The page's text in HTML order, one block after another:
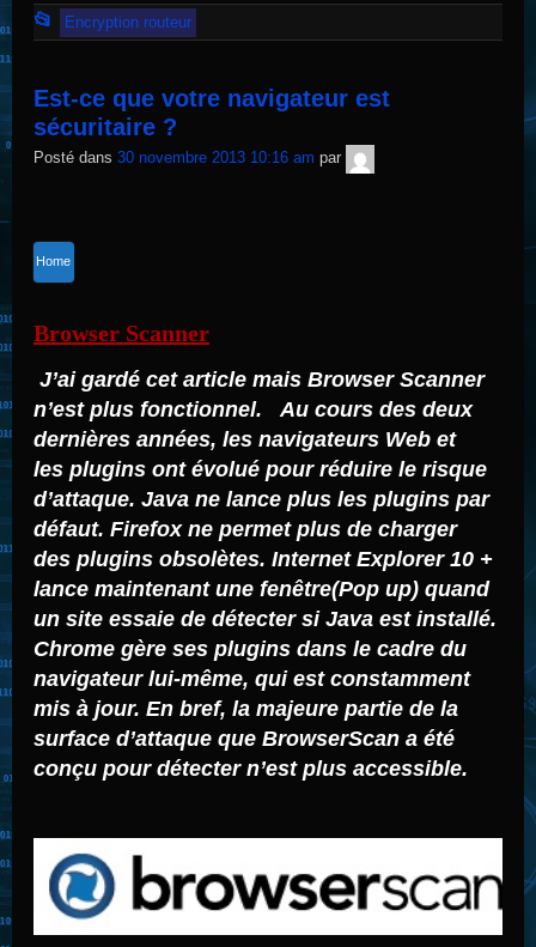
📂
Cet
été
publié
Encryption routeur
Est-ce que votre navigateur est
sécuritaire ?
Posté dans 30 novembre 2013 10:16 am par
Sécurité
Home
Browser Scanner
J’ai gardé cet article mais Browser Scanner
n’est plus fonctionnel. Au cours des deux
dernières années, les navigateurs Web et
les plugins ont évolué pour réduire le risque
d’attaque. Java ne lance plus les plugins par
défaut. Firefox ne permet plus de charger
des plugins obsolètes. Internet Explorer 10 +
lance maintenant une fenêtre(Pop up) quand
un site essaie de détecter si Java est installé.
Chrome gère ses plugins dans le cadre du
navigateur lui-même, qui est constamment
mis à jour. En bref, la majeure partie de la
surface d’attaque que BrowserScan a été
conçu pour détecter n’est plus accessible.